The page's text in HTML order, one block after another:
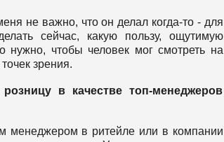
не важно, что он делал когда-то - для
сейчас, какую пользу, ощутимую
нужно, чтобы человек мог смотреть на
зрения.
в качестве топ-менеджеров
менеджером в ритейле или в компании